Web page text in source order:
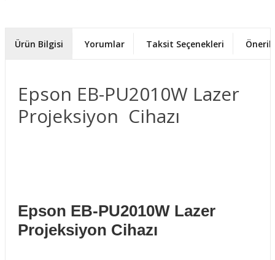
Ürün Bilgisi Yorumlar Taksit Seçenekleri
Epson EB-PU2010W Lazer
Projeksiyon Cihazı
Epson EB-PU2010W Lazer
Projeksiyon Cihazı